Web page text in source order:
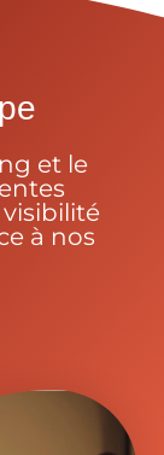
et le
visibilité
à nos